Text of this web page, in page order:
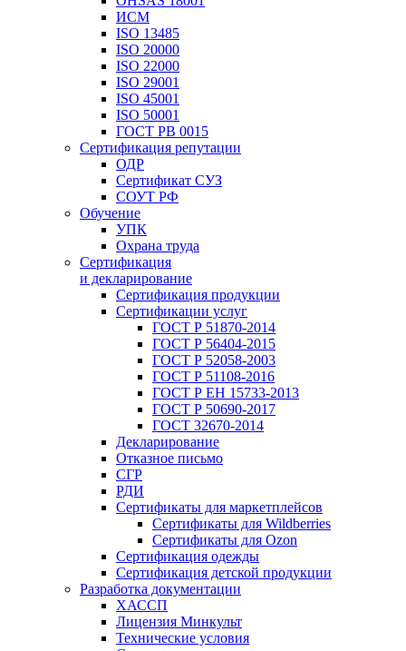
ИСМ
ISO 13485
ISO 20000
ISO 22000
ISO 29001
ISO 45001
ISO 50001
ГОСТ РВ 0015
Сертификация репутации
ОДР
Сертификат СУЗ
СОУТ РФ
Обучение
УПК
Охрана труда
Сертификация
и декларирование
Сертификация продукции
Сертификации услуг
ГОСТ Р 51870-2014
ГОСТ Р 56404-2015
ГОСТ Р 52058-2003
ГОСТ Р 51108-2016
ГОСТ Р ЕН 15733-2013
ГОСТ Р 50690-2017
ГОСТ 32670-2014
Декларирование
Отказное письмо
СГР
РДИ
Сертификаты для маркетплейсов
Сертификаты для Wildberries
Сертификаты для Ozon
Сертификация одежды
Сертификация детской продукции
Разработка документации
ХАССП
Лицензия Минкульт
Технические условия